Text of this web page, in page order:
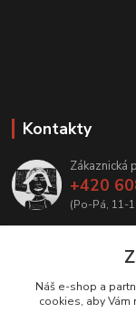
Kontakty
Zákaznická
+420
(Po-Pá, 11-
Náš e-shop a
cookies, aby Vám